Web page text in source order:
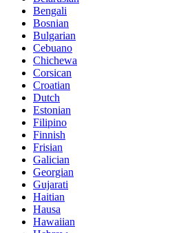
Bengali
Bosnian
Bulgarian
Cebuano
Chichewa
Corsican
Croatian
Dutch
Estonian
Filipino
Finnish
Frisian
Galician
Georgian
Gujarati
Haitian
Hausa
Hawaiian